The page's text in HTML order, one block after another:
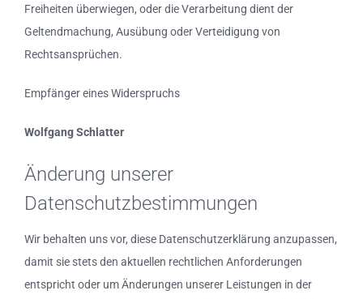
Freiheiten überwiegen, oder die Verarbeitung dient der
Geltendmachung, Ausübung oder Verteidigung von
Rechtsansprüchen.
Empfänger eines Widerspruchs
Wolfgang Schlatter
Änderung unserer
Datenschutzbestimmungen
Wir behalten uns vor, diese Datenschutzerklärung anzupassen,
damit sie stets den aktuellen rechtlichen Anforderungen
entspricht oder um Änderungen unserer Leistungen in der